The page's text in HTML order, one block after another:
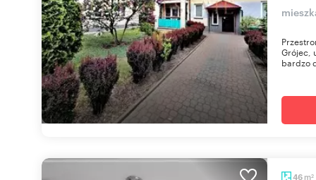
Grójec,
bardzo
46 m2